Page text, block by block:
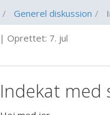
Generel diskussion
| Oprettet: 7. jul
Indekat med